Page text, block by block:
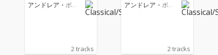
アンドレア・ボチ
2 tracks
アンドレア・ボチ
2 tracks